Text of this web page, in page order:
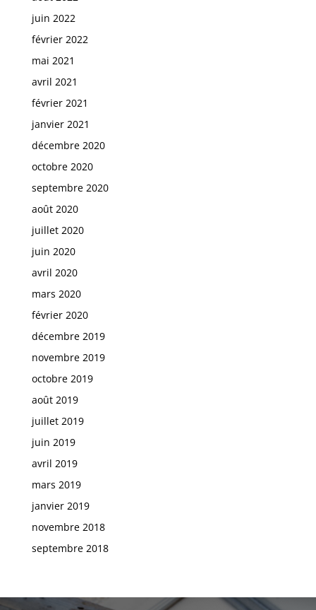
juin 2022
février 2022
mai 2021
avril 2021
février 2021
janvier 2021
décembre 2020
octobre 2020
septembre 2020
août 2020
juillet 2020
juin 2020
avril 2020
mars 2020
février 2020
décembre 2019
novembre 2019
octobre 2019
août 2019
juillet 2019
juin 2019
avril 2019
mars 2019
janvier 2019
novembre 2018
septembre 2018